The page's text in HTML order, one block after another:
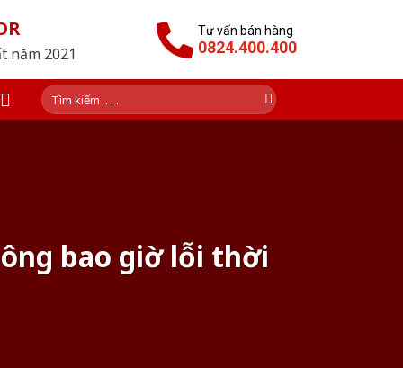
năm 2021
Tư vấn bán hàng
0824.400.400
Tìm
kiếm:
bao giờ lỗi thời